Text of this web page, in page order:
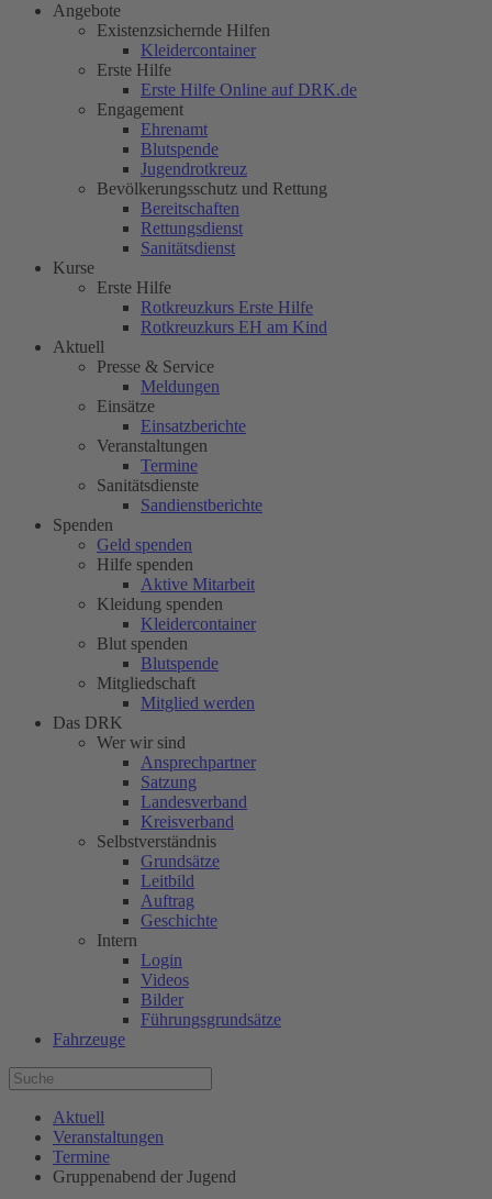
Angebote
Existenzsichernde Hilfen
Kleidercontainer
Erste Hilfe
Erste Hilfe Online auf DRK.de
Engagement
Ehrenamt
Blutspende
Jugendrotkreuz
Bevölkerungsschutz und Rettung
Bereitschaften
Rettungsdienst
Sanitätsdienst
Kurse
Erste Hilfe
Rotkreuzkurs Erste Hilfe
Rotkreuzkurs EH am Kind
Aktuell
Presse & Service
Meldungen
Einsätze
Einsatzberichte
Veranstaltungen
Termine
Sanitätsdienste
Sandienstberichte
Spenden
Geld spenden
Hilfe spenden
Aktive Mitarbeit
Kleidung spenden
Kleidercontainer
Blut spenden
Blutspende
Mitgliedschaft
Mitglied werden
Das DRK
Wer wir sind
Ansprechpartner
Satzung
Landesverband
Kreisverband
Selbstverständnis
Grundsätze
Leitbild
Auftrag
Geschichte
Intern
Login
Videos
Bilder
Führungsgrundsätze
Fahrzeuge
Aktuell
Veranstaltungen
Termine
Gruppenabend der Jugend